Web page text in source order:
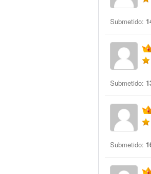
Submetido:
Submetido:
Submetido: